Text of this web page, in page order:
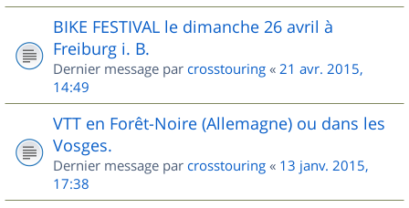
BIKE FESTIVAL le dimanche 26 avril à
Freiburg i. B.
Dernier message par crosstouring « 21 avr. 2015,
14:49
VTT en Forêt-Noire (Allemagne) ou dans les
Vosges.
Dernier message par crosstouring « 13 janv. 2015,
17:38